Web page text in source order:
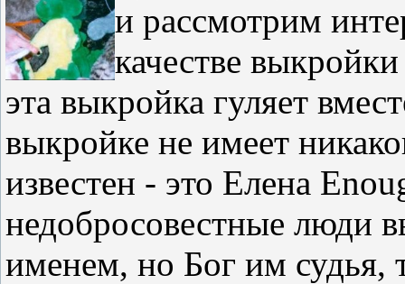
и рассмотрим
качестве
эта выкройка гуляет
выкройке не имеет
известен - это Елена
недобросовестные люди
именем, но Бог им судья,